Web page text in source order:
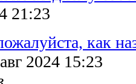
21:23
как
2024 15:23